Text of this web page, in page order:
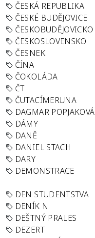
ČESKÁ REPUBLIKA
ČESKÉ BUDĚJOVICE
ČESKOBUDĚJOVICKO
ČESKOSLOVENSKO
ČESNEK
ČÍNA
ČOKOLÁDA
ČT
ČUTACÍMERUNA
DAGMAR POPJAKOVÁ
DÁMY
DANĚ
DANIEL STACH
DARY
DEMONSTRACE
DEN STUDENTSTVA
DENÍK N
DEŠTNÝ PRALES
DEZERT